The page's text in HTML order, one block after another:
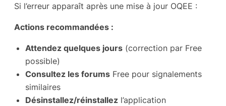
Si l’erreur apparaît après une mise à jour OQEE :
Actions recommandées :
Attendez quelques jours (correction par Free
possible)
Consultez les forums Free pour signalements
similaires
Désinstallez/réinstallez l’application